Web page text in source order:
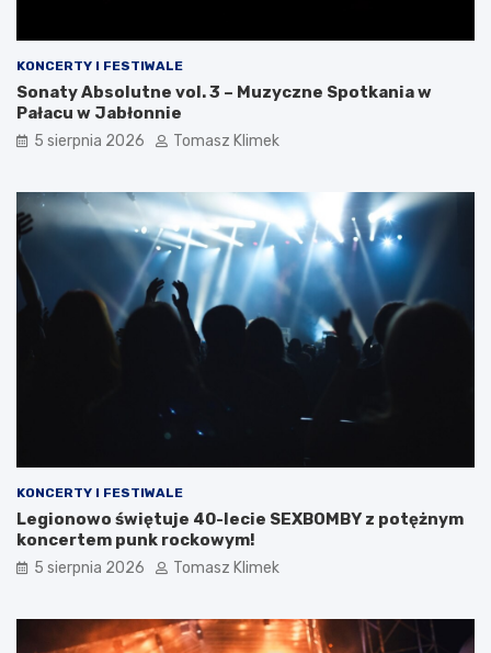
KONCERTY I FESTIWALE
Sonaty Absolutne vol. 3 – Muzyczne Spotkania w
Pałacu w Jabłonnie
5 sierpnia 2026 Tomasz Klimek
KONCERTY I FESTIWALE
Legionowo świętuje 40-lecie SEXBOMBY z potężnym
koncertem punk rockowym!
5 sierpnia 2026 Tomasz Klimek